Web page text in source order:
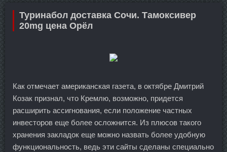
Туринабол доставка Сочи. Тамоксивер
20mg цена Орёл
Как отмечает американская газета, в октябре Дмитрий
Козак признал, что Кремлю, возможно, придется
расширить ассигнования, если положение частных
инвесторов еще более осложнится. Из плюсов такого
хранения закладок еще можно назвать более удобную
функциональность, ведь эти сайты сделаны специально